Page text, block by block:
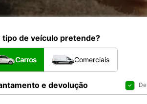
tipo de veículo pretende?
Carros Comerciais
e devolução